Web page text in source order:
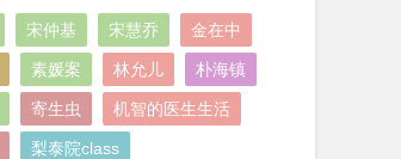
宋仲基 宋慧乔 金在中
素媛案 林允儿 朴海镇
寄生虫 机智的医生生活
梨泰院class